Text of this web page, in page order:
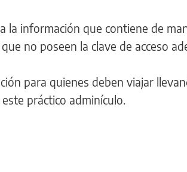
la información que contiene de
no poseen la clave de acceso
para quienes deben viajar
práctico adminículo.